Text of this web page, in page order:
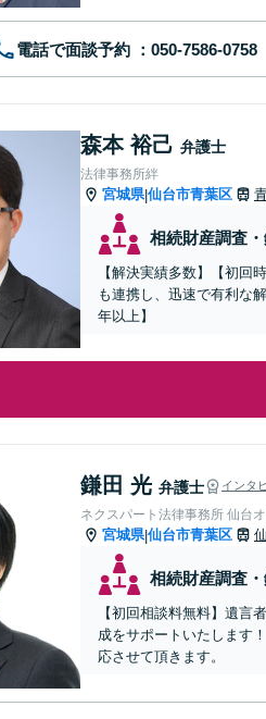
電話で面談予約
森本 裕己 弁護士
法律事務所絆
宮城県|仙台市青葉区
相続財産調査
【解決実績多数】【初回
も連携し、迅速で有利な
年以上】
鎌田 光 弁護士 インタ
ネクスパート法律事務所 仙台
宮城県|仙台市青葉区
相続財産調査
【初回相談料無料】遺言
成をサポートいたします
応させて頂きます。